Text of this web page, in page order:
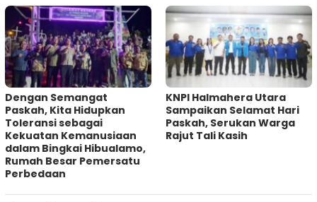
Dengan Semangat
Paskah, Kita Hidupkan
Toleransi sebagai
Kekuatan Kemanusiaan
dalam Bingkai Hibualamo,
Rumah Besar Pemersatu
Perbedaan
KNPI Halmahera Utara
Sampaikan Selamat Hari
Paskah, Serukan Warga
Rajut Tali Kasih